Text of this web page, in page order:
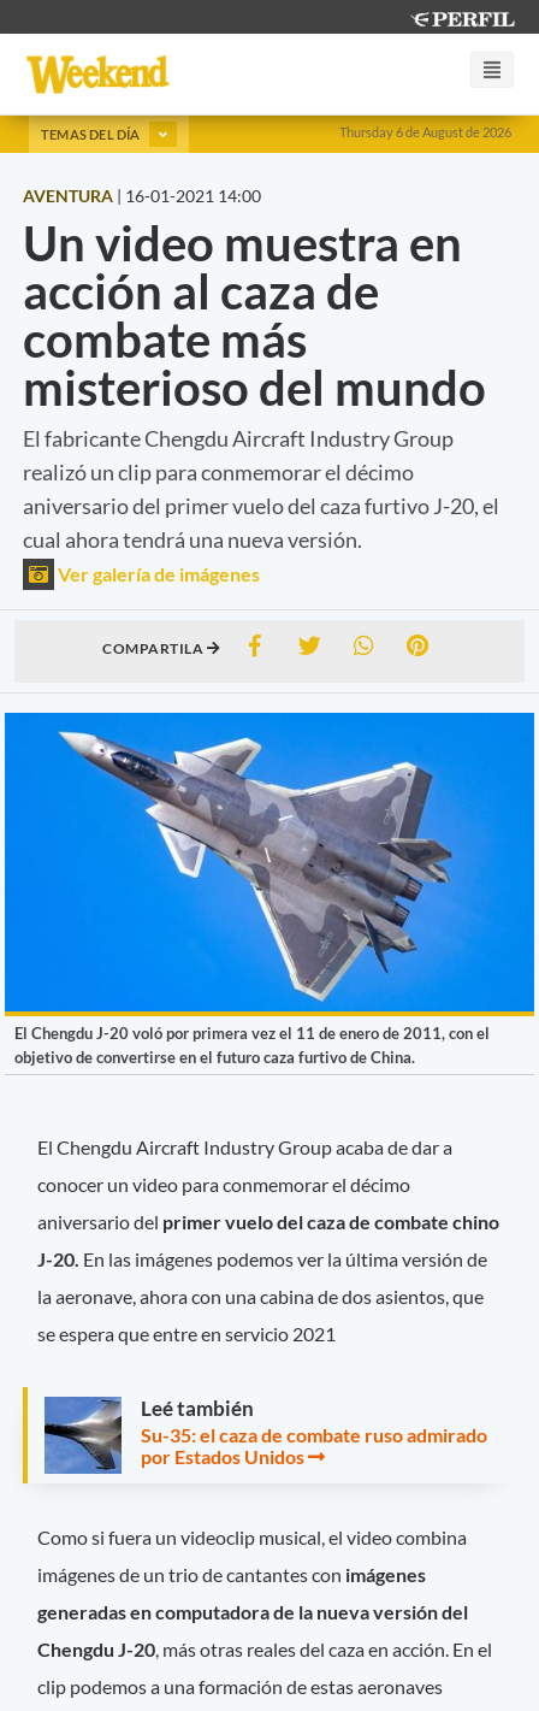
Thursday 6 de August de 2026
TEMAS DEL DÍA
AVENTURA | 16-01-2021 14:00
Un video muestra en
acción al caza de
combate más
misterioso del mundo
El fabricante Chengdu Aircraft Industry Group
realizó un clip para conmemorar el décimo
aniversario del primer vuelo del caza furtivo J-20, el
cual ahora tendrá una nueva versión.
Ver galería de imágenes
COMPARTILA
El Chengdu J-20 voló por primera vez el 11 de enero de 2011, con el
objetivo de convertirse en el futuro caza furtivo de China.
El Chengdu Aircraft Industry Group acaba de dar a
conocer un video para conmemorar el décimo
aniversario del primer vuelo del caza de combate chino
J-20. En las imágenes podemos ver la última versión de
la aeronave, ahora con una cabina de dos asientos, que
se espera que entre en servicio 2021
Leé también
Su-35: el caza de combate ruso admirado
por Estados Unidos
Como si fuera un videoclip musical, el video combina
imágenes de un trio de cantantes con imágenes
generadas en computadora de la nueva versión del
Chengdu J-20, más otras reales del caza en acción. En el
clip podemos a una formación de estas aeronaves